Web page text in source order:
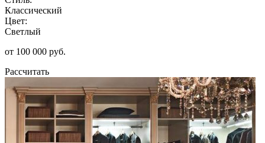
Классический
Цвет:
Светлый
от 100 000 руб.
Рассчитать